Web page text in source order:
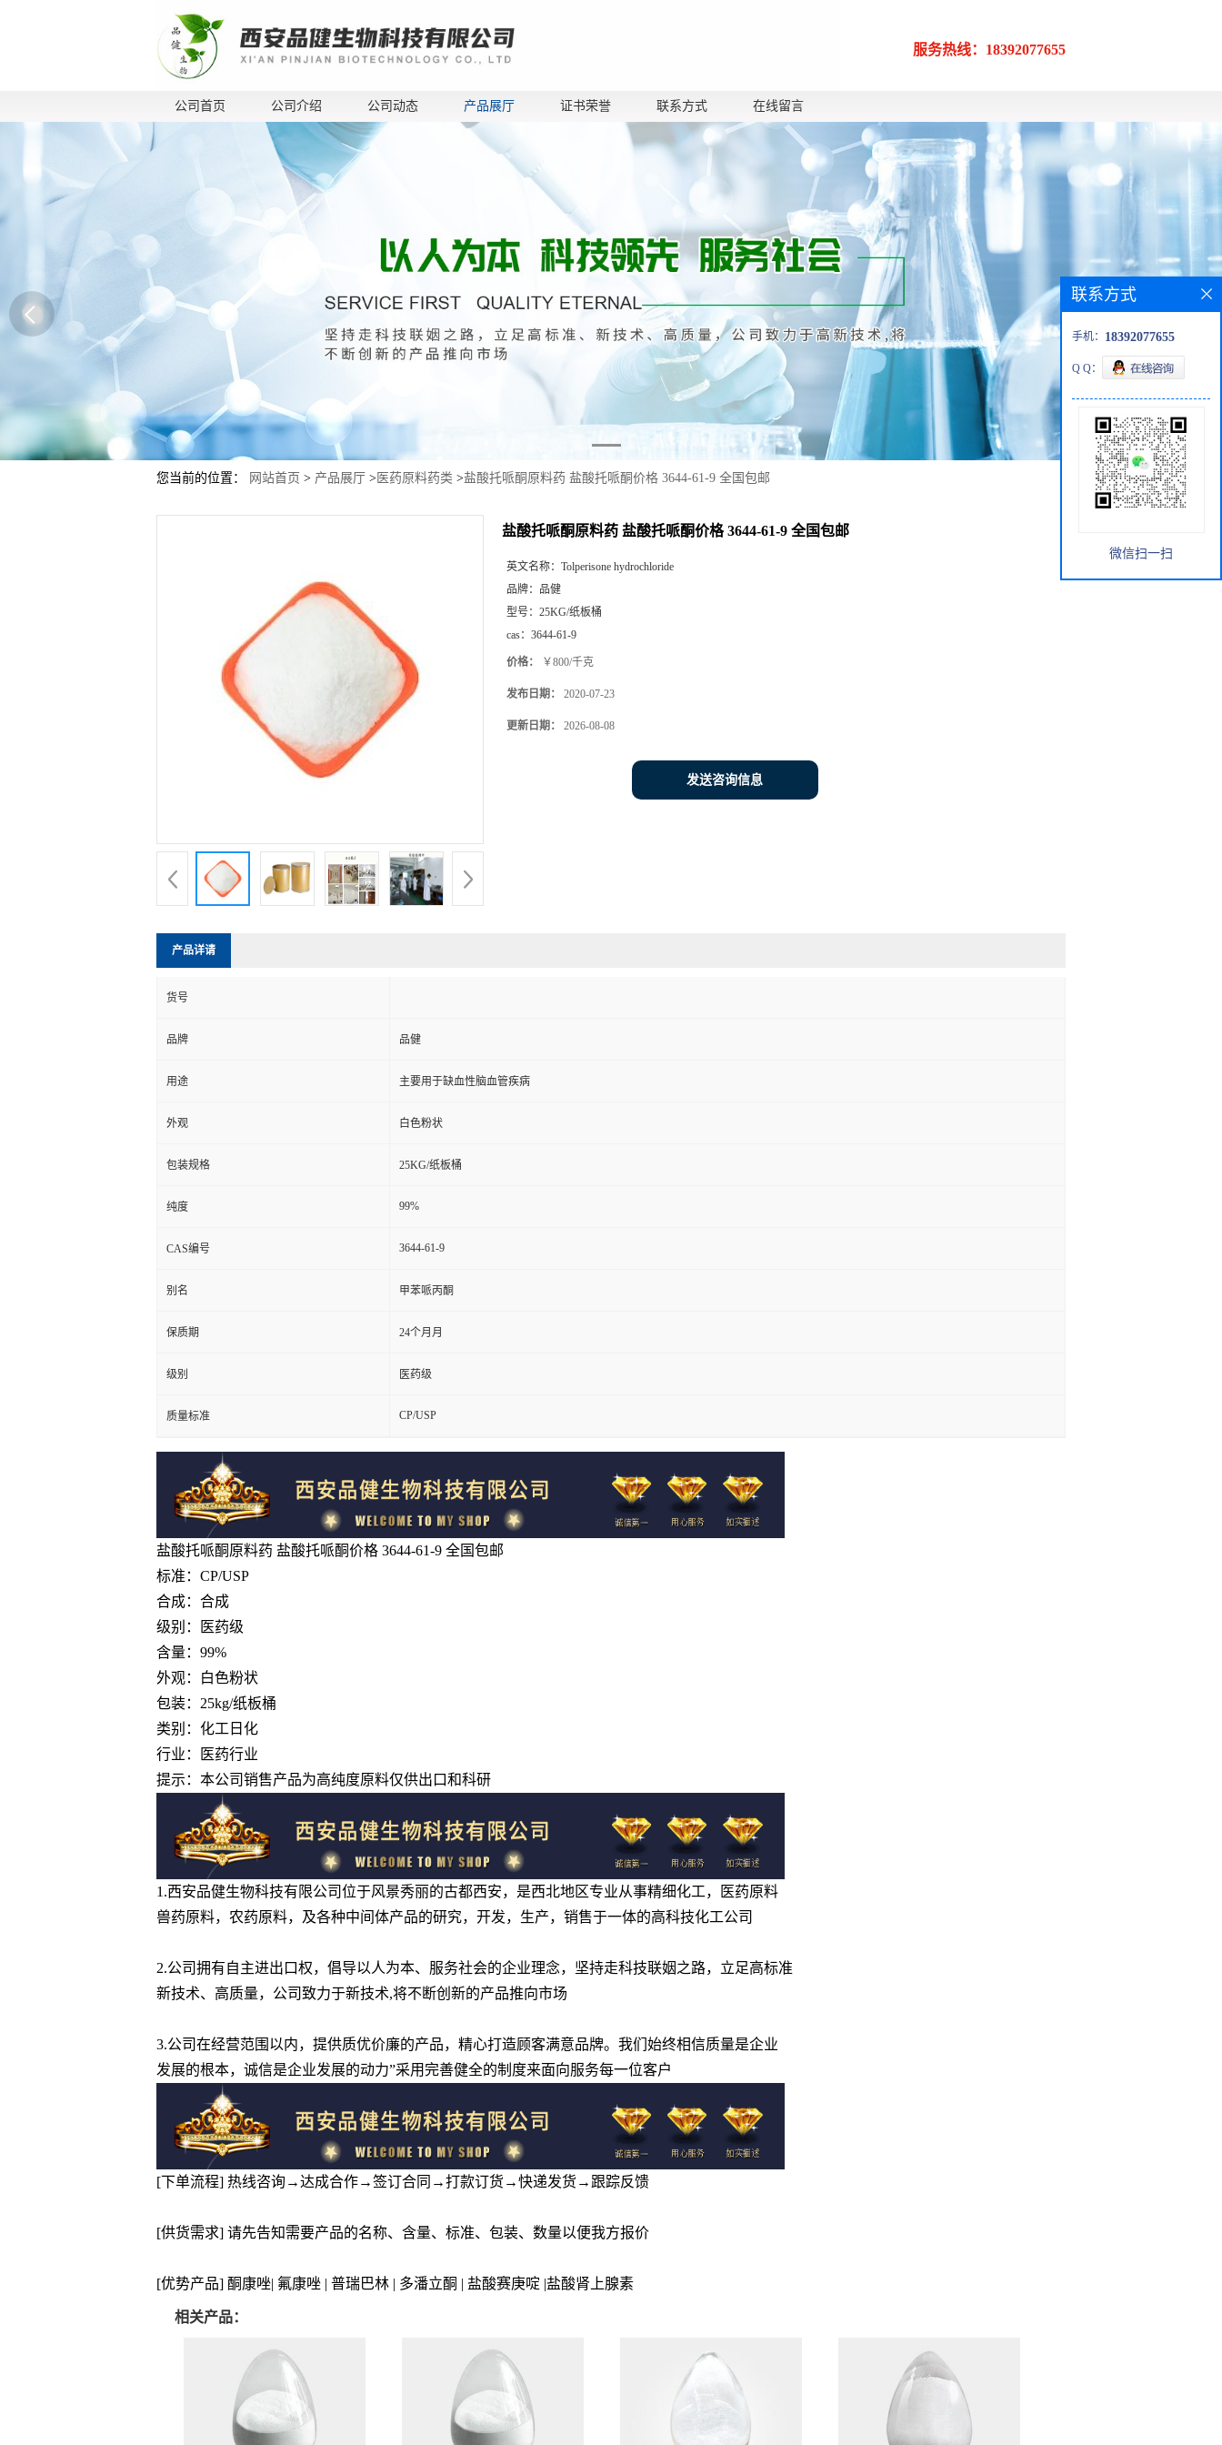
服务热线：18392077655
公司首页 公司介绍 公司动态 产品展厅 证书荣誉 联系方式 在线留言
您当前的位置： 网站首页 > 产品展厅 > 医药原料药类 >盐酸托哌酮原料药 盐酸托哌酮价格 3644-61-9 全国包邮
盐酸托哌酮原料药 盐酸托哌酮价格 3644-61-9 全国包邮
英文名称： Tolperisone hydrochloride
品牌： 品健
型号： 25KG/纸板桶
cas： 3644-61-9
价格： ￥800/千克
发布日期： 2020-07-23
更新日期： 2026-08-08
发送咨询信息
产品详请
货号
品牌 品健
用途 主要用于缺血性脑血管疾病
外观 白色粉状
包装规格 25KG/纸板桶
纯度 99%
CAS编号 3644-61-9
别名 甲苯哌丙酮
保质期 24个月月
级别 医药级
质量标准 CP/USP
盐酸托哌酮原料药 盐酸托哌酮价格 3644-61-9 全国包邮
标准：CP/USP
合成：合成
级别：医药级
含量：99%
外观：白色粉状
包装：25kg/纸板桶
类别：化工日化
行业：医药行业
提示：本公司销售产品为高纯度原料仅供出口和科研
1.西安品健生物科技有限公司位于风景秀丽的古都西安，是西北地区专业从事精细化工，医药原料
兽药原料，农药原料，及各种中间体产品的研究，开发，生产，销售于一体的高科技化工公司
2.公司拥有自主进出口权，倡导以人为本、服务社会的企业理念，坚持走科技联姻之路，立足高标准
新技术、高质量，公司致力于新技术,将不断创新的产品推向市场
3.公司在经营范围以内，提供质优价廉的产品，精心打造顾客满意品牌。我们始终相信质量是企业
发展的根本，诚信是企业发展的动力”采用完善健全的制度来面向服务每一位客户
[下单流程] 热线咨询→达成合作→签订合同→打款订货→快递发货→跟踪反馈
[供货需求] 请先告知需要产品的名称、含量、标准、包装、数量以便我方报价
[优势产品] 酮康唑| 氟康唑 | 普瑞巴林 | 多潘立酮 | 盐酸赛庚啶 |盐酸肾上腺素
相关产品：
联系方式
手机： 18392077655
Q Q：
微信扫一扫